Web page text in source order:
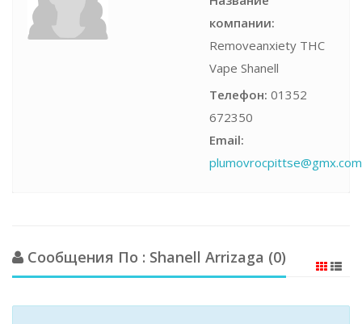
компании:
Removeanxiety THC
Vape Shanell
Телефон: 01352
672350
Email:
plumovrocpittse@gmx.com
Сообщения По : Shanell Arrizaga (0)